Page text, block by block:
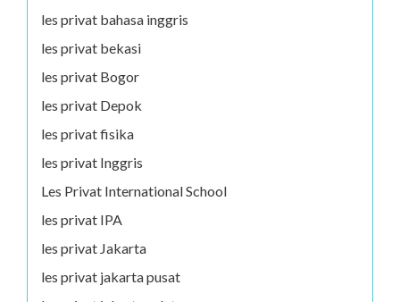
les privat bahasa inggris
les privat bekasi
les privat Bogor
les privat Depok
les privat fisika
les privat Inggris
Les Privat International School
les privat IPA
les privat Jakarta
les privat jakarta pusat